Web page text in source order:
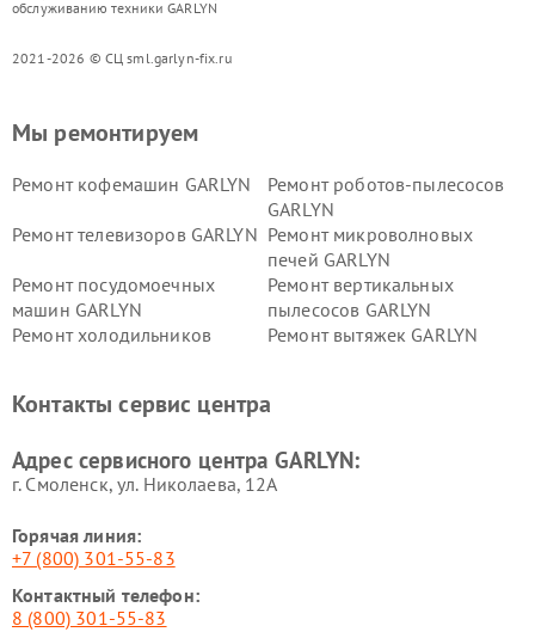
обслуживанию техники GARLYN
2021-2026 © СЦ sml.garlyn-fix.ru
Мы ремонтируем
Ремонт кофемашин GARLYN
Ремонт роботов-пылесосов
GARLYN
Ремонт телевизоров GARLYN Ремонт микроволновых
печей GARLYN
Ремонт посудомоечных
машин GARLYN
Ремонт вертикальных
пылесосов GARLYN
Ремонт холодильников
Ремонт вытяжек GARLYN
стеклоочистителей GARLYN
GARLYN
GARLYN
Контакты сервис центра
Адрес сервисного центра GARLYN:
г. Смоленск, ул. Николаева, 12А
Горячая линия:
+7 (800) 301-55-83
Контактный телефон:
8 (800) 301-55-83